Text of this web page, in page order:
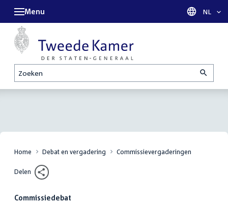
Zoeken
Menu Taal
NL
Home Debat en vergadering Commissievergaderingen
Delen
Commissiedebat